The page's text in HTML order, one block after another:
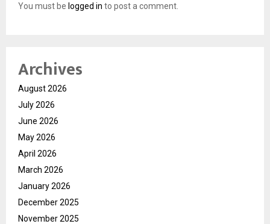
You must be logged in to post a comment.
Archives
August 2026
July 2026
June 2026
May 2026
April 2026
March 2026
January 2026
December 2025
November 2025